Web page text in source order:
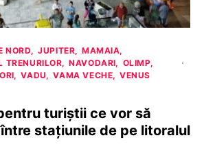
NORD JUPITER
MAMAIA
TRENURILOR NAVODARI
OLIMP
VADU VAMA VECHE
VENUS
turiștii ce vor să
stațiunile de pe litoralul